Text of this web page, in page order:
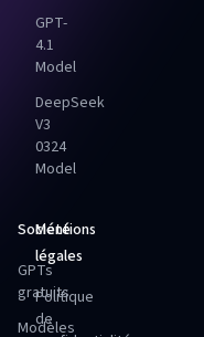
GPT-
4.1
Model
DeepSeek
V3
0324
Model
Société
GPTs
gratuits
Modèles
Mentions
légales
Politique
de